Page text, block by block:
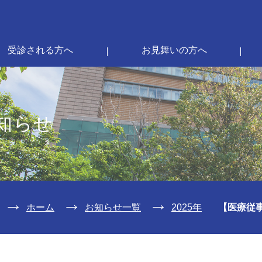
受診される方へ お見舞いの方へ
らせ
ホーム お知らせ一覧 2025年 【医療